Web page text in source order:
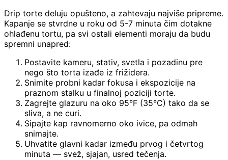
Drip torte deluju opušteno, a zahtevaju najviše pripreme.
Kapanje se stvrdne u roku od 5-7 minuta čim dotakne
ohlađenu tortu, pa svi ostali elementi moraju da budu
spremni unapred:
Postavite kameru, stativ, svetla i pozadinu pre
nego što torta izađe iz frižidera.
Snimite probni kadar fokusa i ekspozicije na
praznom stalku u finalnoj poziciji torte.
Zagrejte glazuru na oko 95°F (35°C) tako da se
sliva, a ne curi.
Sipajte kap ravnomerno oko ivice, pa odmah
snimajte.
Uhvatite glavni kadar između prvog i četvrtog
minuta — svež, sjajan, usred tečenja.